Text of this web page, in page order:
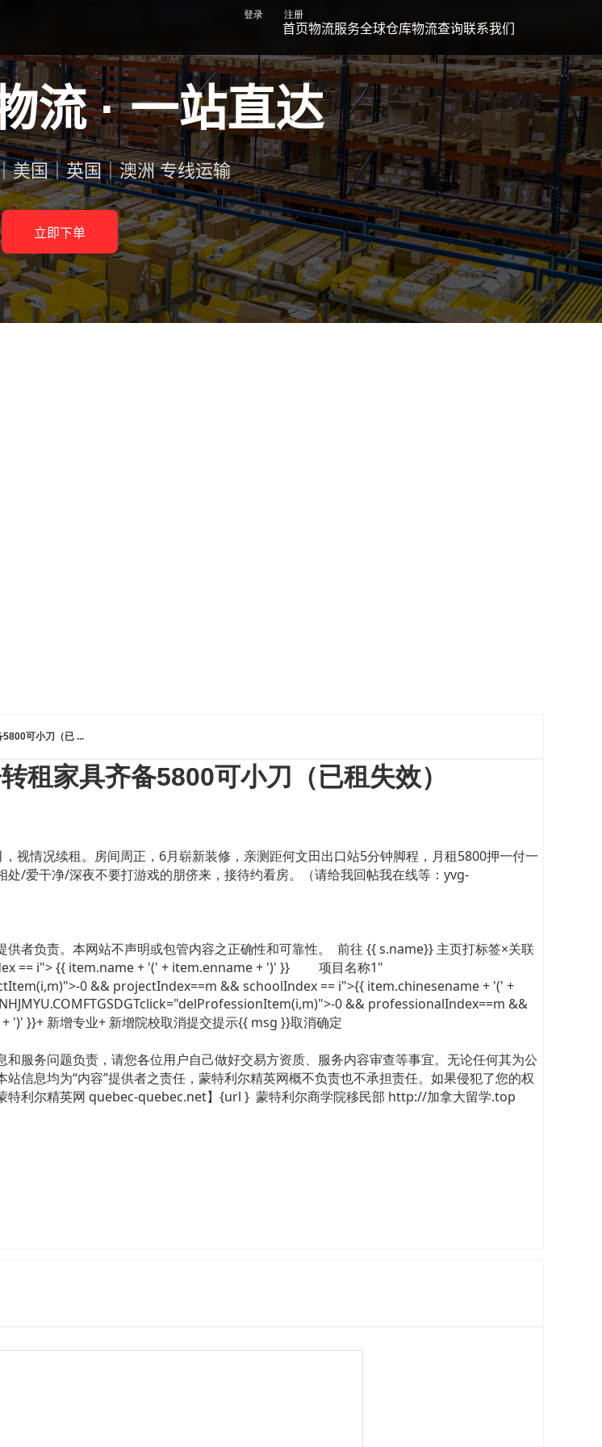
登录 注册
可小刀（已 ...
租家具齐备5800可小刀（已租失效）
视情况续租。房间周正，6月崭新装修，亲测距何文田出口站5分钟脚程，月租5800押一付一
处/爱干净/深夜不要打游戏的朋侪来，接待约看房。（请给我回帖我在线等：yvg-
者负责。本网站不声明或包管内容之正确性和可靠性。 前往 {{ s.name}} 主页打标签×关联
== i"> {{ item.name + '(' + item.enname + ')' }} 项目名称1"
0 && projectIndex==m && schoolIndex == i">{{ item.chinesename + '(' +
0 && professionalIndex==m &&
}}+ 新增专业+ 新增院校取消提交提示{{ msg }}取消确定
服务问题负责，请您各位用户自己做好交易方资质、服务内容审查等事宜。无论任何其为公
信息均为“内容”提供者之责任，蒙特利尔精英网概不负责也不承担责任。如果侵犯了您的权
特利尔精英网 quebec-quebec.net】{url } 蒙特利尔商学院移民部 http://加拿大留学.top